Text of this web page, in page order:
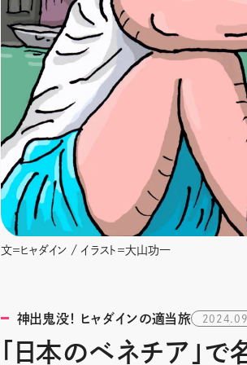
文＝ヒャダイン / イラスト＝大山功一
神出鬼没！ ヒャダインの適当旅
「日本のベネチア」